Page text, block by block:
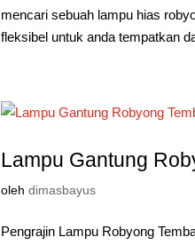
mencari sebuah lampu hias
fleksibel untuk anda tempatkan
Lampu Gantung
olehdimasbayus
Pengrajin Lampu Robyong